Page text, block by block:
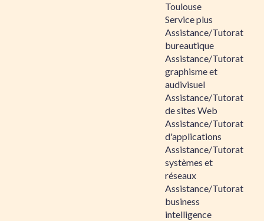
Toulouse
Service plus
Assistance/Tutorat
bureautique
Assistance/Tutorat
graphisme et
audivisuel
Assistance/Tutorat
de sites Web
Assistance/Tutorat
d'applications
Assistance/Tutorat
systèmes et
réseaux
Assistance/Tutorat
business
intelligence